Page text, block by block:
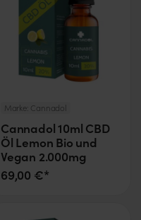
Marke: Cannadol
Cannadol 10ml CBD
Öl Lemon Bio und
Vegan 2.000mg
69,00 €*